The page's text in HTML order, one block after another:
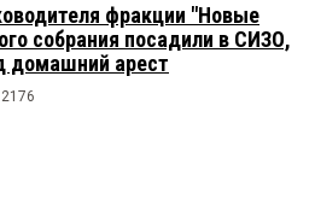
фракции "Новые
собрания посадили в СИЗО,
домашний арест
2176